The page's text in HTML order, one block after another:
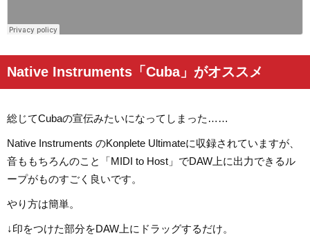
Native Instruments「Cuba」がオススメ
総じてCubaの宣伝みたいになってしまった……
Native Instruments のKonplete Ultimateに収録されていますが、
音ももちろんのこと「MIDI to Host」でDAW上に出力できるル
ープがものすごく良いです。
やり方は簡単。
↓印をつけた部分をDAW上にドラッグするだけ。